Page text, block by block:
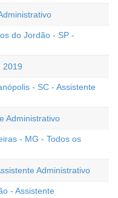
do Jordão - SP -
2019
- SC - Assistente
Administrativo
- MG - Todos os
Administrativo
- Assistente